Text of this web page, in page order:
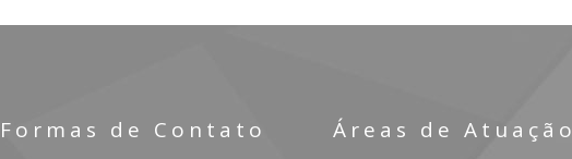
Formas de Contato Áreas de Atuação